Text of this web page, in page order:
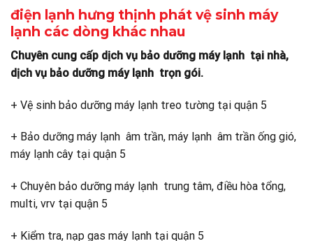
điện lạnh hưng thịnh phát vệ sinh máy
lạnh các dòng khác nhau
Chuyên cung cấp dịch vụ bảo dưỡng máy lạnh tại nhà,
dịch vụ bảo dưỡng máy lạnh trọn gói.
+ Vệ sinh bảo dưỡng máy lạnh treo tường tại quận 5
+ Bảo dưỡng máy lạnh âm trần, máy lạnh âm trần ống gió,
máy lạnh cây tại quận 5
+ Chuyên bảo dưỡng máy lạnh trung tâm, điều hòa tổng,
multi, vrv tại quận 5
+ Kiểm tra, nạp gas máy lạnh tại quận 5